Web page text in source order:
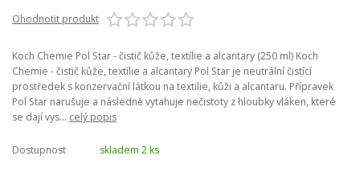
Ohodnotit produkt
Koch Chemie Pol Star - čistič kůže, textílie a alcantary (250 ml) Koch
Chemie - čistič kůže, textílie a alcantary Pol Star je neutrální čistící
prostředek s konzervační látkou na textilie, kůži a alcantaru. Přípravek
Pol Star narušuje a následně vytahuje nečistoty z hloubky vláken, které
se dají vys... celý popis
Dostupnost skladem 2 ks